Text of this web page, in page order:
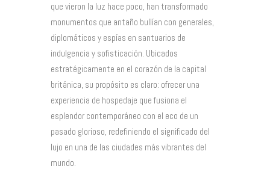
que vieron la luz hace poco, han transformado
monumentos que antaño bullían con generales,
diplomáticos y espías en santuarios de
indulgencia y sofisticación. Ubicados
estratégicamente en el corazón de la capital
británica, su propósito es claro: ofrecer una
experiencia de hospedaje que fusiona el
esplendor contemporáneo con el eco de un
pasado glorioso, redefiniendo el significado del
lujo en una de las ciudades más vibrantes del
mundo.